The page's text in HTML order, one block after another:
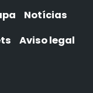
Notícias
Aviso legal